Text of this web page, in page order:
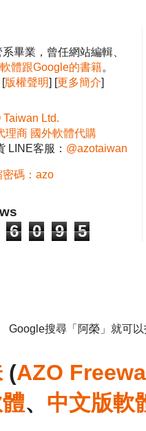
畢業，曾任網站編輯、
軟體跟Google的書籍。
[版權聲明] [更多簡介]
Taiwan Ltd.
理商 國外軟體代購
LINE客服： @azotaiwan
密碼：azo
6 0 9 5
Google搜尋「阿榮」就可
(AZO
、 中文版軟